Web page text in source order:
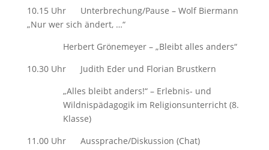
10.15 Uhr Unterbrechung/Pause – Wolf Biermann
„Nur wer sich ändert, …“
Herbert Grönemeyer – „Bleibt alles anders“
10.30 Uhr Judith Eder und Florian Brustkern
„Alles bleibt anders!“ – Erlebnis- und
Wildnispädagogik im Religionsunterricht (8.
Klasse)
11.00 Uhr Aussprache/Diskussion (Chat)